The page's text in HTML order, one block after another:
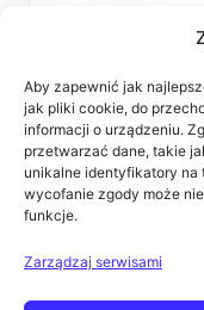
Aby zapewnić jak
jak pliki cookie, do
informacji o urządzeniu.
przetwarzać dane, takie
unikalne identyfikatory na
wycofanie zgody może
funkcje.
Zarządzaj serwisami
PŁATNOŚCI I
Formy płatności
Czas realizacji i
INFORMACJE
Regulaminy